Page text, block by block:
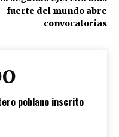
fuerte del mundo abre
convocatorias
poblano inscrito